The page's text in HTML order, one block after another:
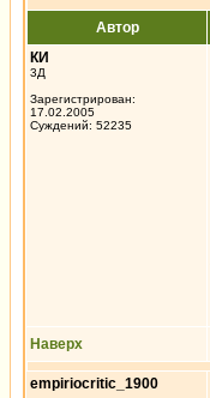
Автор
КИ
3Д
Зарегистрирован:
17.02.2005
Суждений: 52235
Наверх
empiriocritic_1900